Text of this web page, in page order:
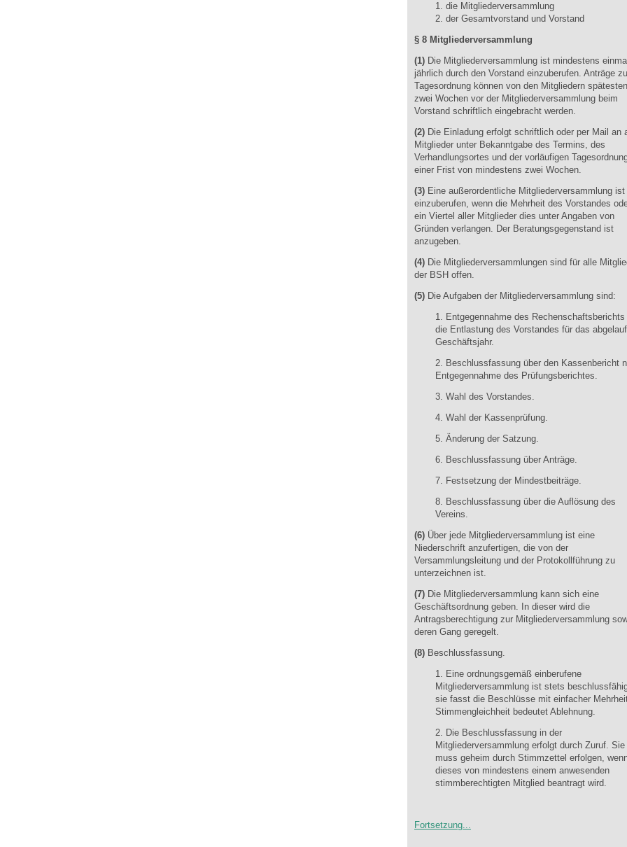
1. die Mitgliederversammlung
2. der Gesamtvorstand und Vorstand
§ 8 Mitgliederversammlung
(1) Die Mitgliederversammlung ist mindestens einmal
jährlich durch den Vorstand einzuberufen. Anträge
Tagesordnung können von den Mitgliedern
zwei Wochen vor der Mitgliederversammlung beim
Vorstand schriftlich eingebracht werden.
(2) Die Einladung erfolgt schriftlich oder per Mail an
Mitglieder unter Bekanntgabe des Termins, des
Verhandlungsortes und der vorläufigen
einer Frist von mindestens zwei Wochen.
(3) Eine außerordentliche Mitgliederversammlung ist
einzuberufen, wenn die Mehrheit des Vorstandes
ein Viertel aller Mitglieder dies unter Angaben von
Gründen verlangen. Der Beratungsgegenstand ist
anzugeben.
(4) Die Mitgliederversammlungen sind für alle
der BSH offen.
(5) Die Aufgaben der Mitgliederversammlung sind:
1. Entgegennahme des Rechenschaftsberichts
die Entlastung des Vorstandes für das
Geschäftsjahr.
2. Beschlussfassung über den Kassenbericht
Entgegennahme des Prüfungsberichtes.
3. Wahl des Vorstandes.
4. Wahl der Kassenprüfung.
5. Änderung der Satzung.
6. Beschlussfassung über Anträge.
7. Festsetzung der Mindestbeiträge.
8. Beschlussfassung über die Auflösung des
Vereins.
(6) Über jede Mitgliederversammlung ist eine
Niederschrift anzufertigen, die von der
Versammlungsleitung und der Protokollführung zu
unterzeichnen ist.
(7) Die Mitgliederversammlung kann sich eine
Geschäftsordnung geben. In dieser wird die
Antragsberechtigung zur Mitgliederversammlung
deren Gang geregelt.
(8) Beschlussfassung.
1. Eine ordnungsgemäß einberufene
Mitgliederversammlung ist stets
sie fasst die Beschlüsse mit einfacher
Stimmengleichheit bedeutet Ablehnung.
2. Die Beschlussfassung in der
Mitgliederversammlung erfolgt durch Zuruf. Sie
muss geheim durch Stimmzettel erfolgen,
dieses von mindestens einem anwesenden
stimmberechtigten Mitglied beantragt wird.
Fortsetzung...